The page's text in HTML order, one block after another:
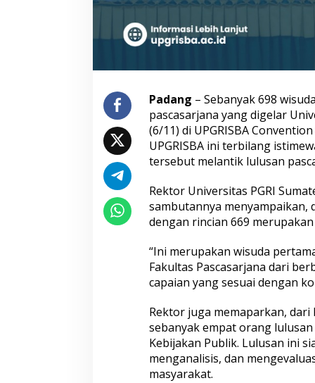
B
r
a
L
n
i
k
6
9
W
i
s
u
a
a
n
Padang – Sebanyak 698
pascasarjana yang digelar
(6/11) di UPGRISBA
UPGRISBA ini terbilang
tersebut melantik lulusan
Rektor Universitas PGRI
sambutannya menyampaikan,
dengan rincian 669
“Ini merupakan wisuda
Fakultas Pascasarjana dari
capaian yang sesuai dengan
Rektor juga memaparkan, dari
sebanyak empat orang
Kebijakan Publik. Lulusan ini
menganalisis, dan
masyarakat.